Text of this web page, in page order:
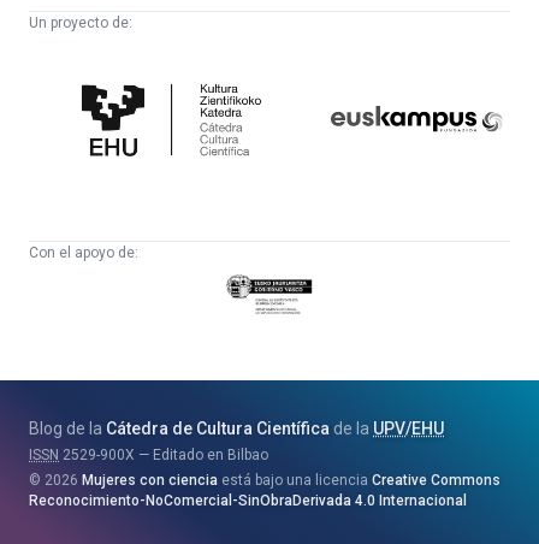
Un proyecto de:
Cultura
Científica
Con el apoyo de:
Eusko
Jaurlaritza
eta
Berrikuntza
Saila
Blog de la Cátedra de Cultura Científica de la UPV/EHU
ISSN 2529-900X
Editado en Bilbao
2026 Mujeres con ciencia está bajo una licencia Creative Commons
Reconocimiento-NoComercial-SinObraDerivada 4.0 Internacional